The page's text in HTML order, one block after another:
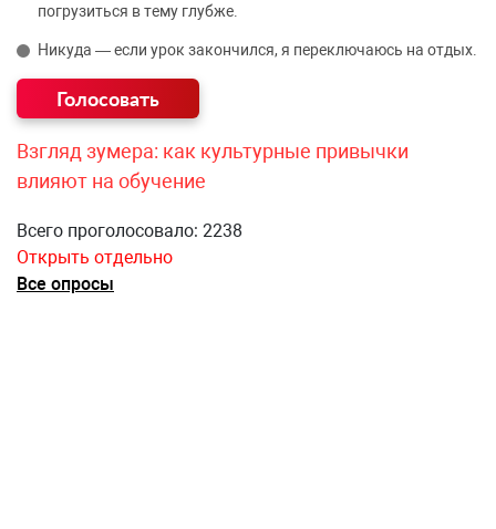
погрузиться в тему глубже.
Никуда — если урок закончился, я переключаюсь на отдых.
Взгляд зумера: как культурные привычки
влияют на обучение
Всего проголосовало: 2238
Открыть отдельно
Все опросы